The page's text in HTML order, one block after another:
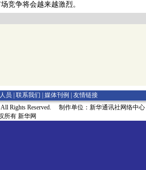
竞争将会越来越激烈。
员 联系我们 媒体刊例
友情链接
Rights Reserved. 制作单位：新华通讯社网络中心
所有 新华网